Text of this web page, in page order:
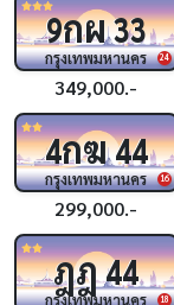
24
9กผ33
กรุงเทพมหานคร
349,000.-
16
4กฆ44
กรุงเทพมหานคร
299,000.-
18
ฎฎ44
กรุงเทพมหานคร